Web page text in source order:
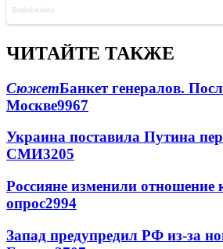
ЧИТАЙТЕ ТАКЖЕ
СюжетБанкет генералов.
Москве9967
Украина поставила Путина
СМИ3205
Россияне изменили отношение
опрос2994
Запад предупредил РФ из-за